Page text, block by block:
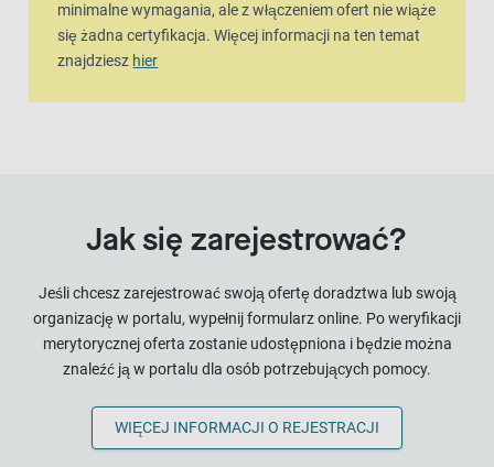
minimalne wymagania, ale z włączeniem ofert nie wiąże
się żadna certyfikacja. Więcej informacji na ten temat
znajdziesz hier
Jak się zarejestrować?
Jeśli chcesz zarejestrować swoją ofertę doradztwa lub swoją
organizację w portalu, wypełnij formularz online. Po weryfikacji
merytorycznej oferta zostanie udostępniona i będzie można
znaleźć ją w portalu dla osób potrzebujących pomocy.
WIĘCEJ INFORMACJI O REJESTRACJI